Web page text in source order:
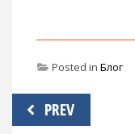
Posted in Блог
Навигация
по
PREV